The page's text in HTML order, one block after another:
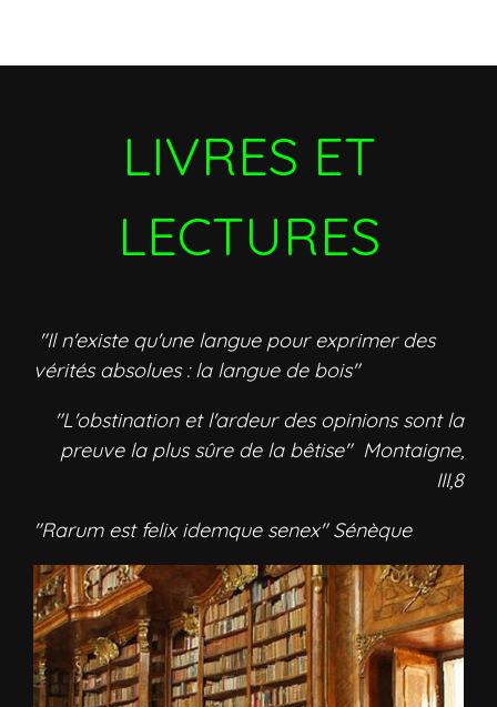
LIVRES ET
LECTURES
"Il n'existe qu'une langue pour exprimer des
vérités absolues : la langue de bois"
"L'obstination et l'ardeur des opinions sont la
preuve la plus sûre de la bêtise" Montaigne,
III,8
"Rarum est felix idemque senex" Sénèque